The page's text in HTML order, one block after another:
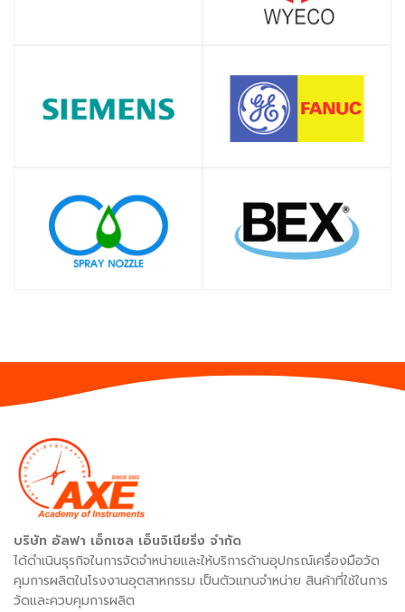
SHOP SHOP
SHOP SHOP
บริษัท อัลฟา เอ็กเซล เอ็นจิเนียริ่ง จำกัด
ได้ดำเนินธุรกิจในการจัดจำหน่ายและให้บริการด้านอุปกรณ์เครื่องมือวัด
คุมการผลิตในโรงงานอุตสาหกรรม เป็นตัวแทนจำหน่าย สินค้าที่ใช้ในการ
วัดและควบคุมการผลิต